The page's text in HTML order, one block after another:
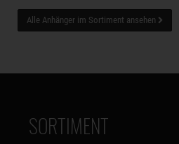
Alle Anhänger im Sortiment ansehen
SORTIMENT